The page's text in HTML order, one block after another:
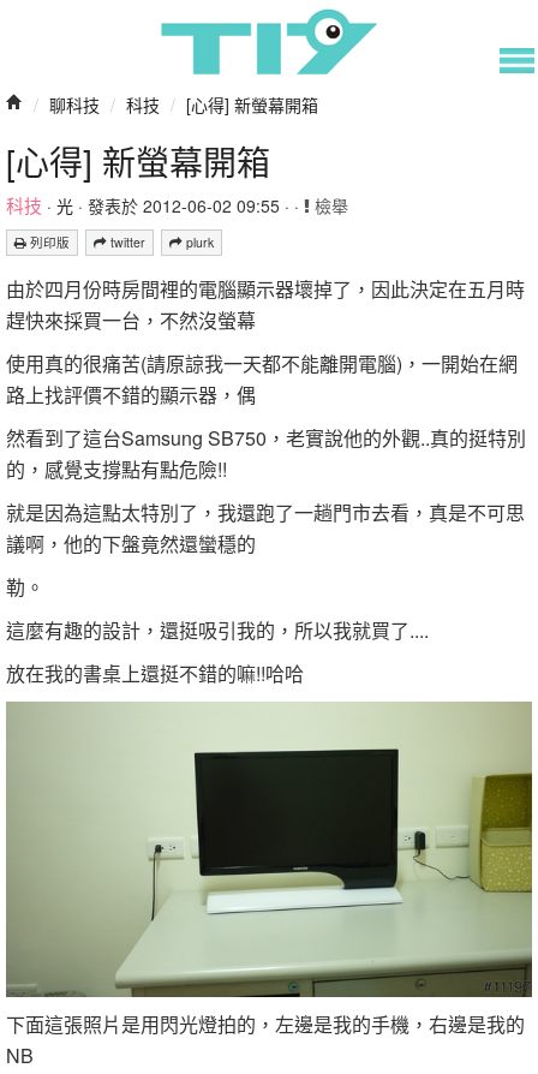
/ 聊科技 / 科技 / [心得] 新螢幕開箱
[心得] 新螢幕開箱
科技 · 光 · 發表於 2012-06-02 09:55 · · 檢舉
列印版 twitter plurk
由於四月份時房間裡的電腦顯示器壞掉了，因此決定在五月時
趕快來採買一台，不然沒螢幕
使用真的很痛苦(請原諒我一天都不能離開電腦)，一開始在網
路上找評價不錯的顯示器，偶
然看到了這台Samsung SB750，老實說他的外觀..真的挺特別
的，感覺支撐點有點危險!!
就是因為這點太特別了，我還跑了一趟門市去看，真是不可思
議啊，他的下盤竟然還蠻穩的
勒。
這麼有趣的設計，還挺吸引我的，所以我就買了....
放在我的書桌上還挺不錯的嘛!!哈哈
下面這張照片是用閃光燈拍的，左邊是我的手機，右邊是我的
NB